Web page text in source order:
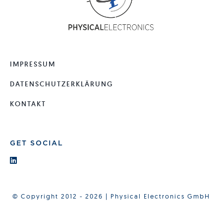
IMPRESSUM
DATENSCHUTZERKLÄRUNG
KONTAKT
GET SOCIAL
© Copyright 2012 - 2026 | Physical Electronics GmbH